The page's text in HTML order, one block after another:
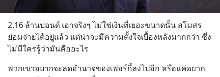
2.16 ล้านปอนด์ เอาจริงๆ ไม่ใช่เงินที่เยอะขนาดนั้น สโมสร
ย่อมจ่ายได้อยู่แล้ว แต่น่าจะมีความตั้งใจเบื้องหลังมากกว่า ซึ่ง
ไม่มีใครรู้ว่ามันคืออะไร
พวกเขาอยากจะลดอำนาจของเฟอร์กี้ลงไปอีก หรือแค่อยาก